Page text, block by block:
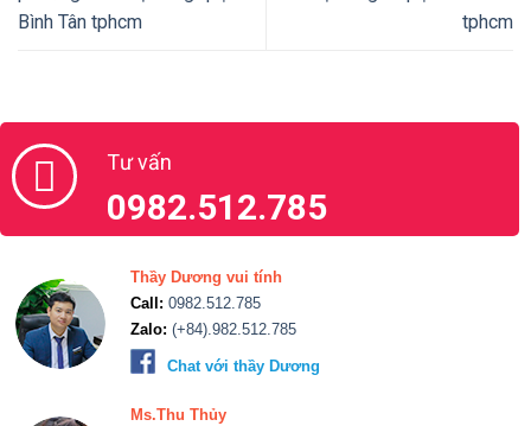
Bình Tân tphcm
tphcm
Tư vấn
0982.512.785
Thầy Dương vui tính
Call: 0982.512.785
Zalo: (+84).982.512.785
Chat với thầy Dương
Ms.Thu Thủy